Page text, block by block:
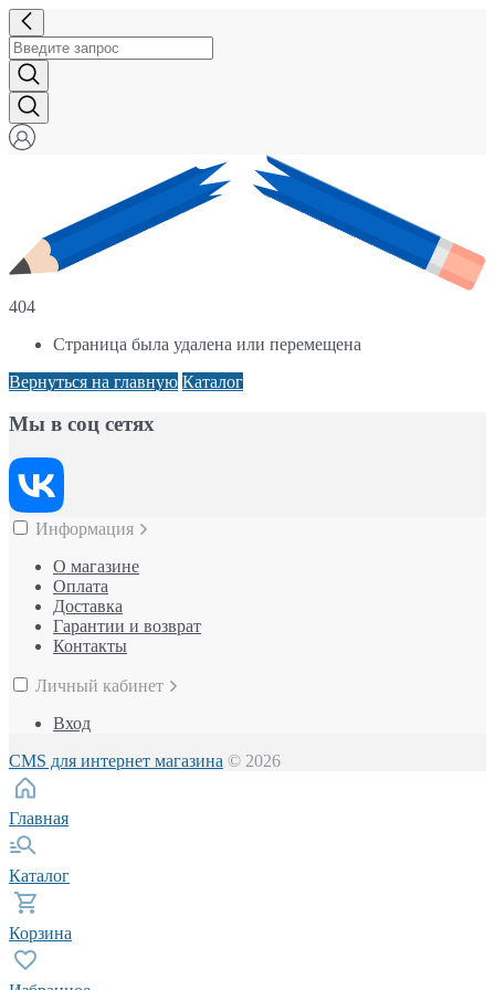
404
Страница была удалена или перемещена
Вернуться на главную Каталог
Мы в соц сетях
Информация
О магазине
Оплата
Доставка
Гарантии и возврат
Контакты
Личный кабинет
Вход
CMS для интернет магазина © 2026
Главная
Каталог
Корзина